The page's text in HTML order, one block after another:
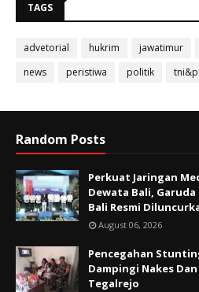
TAGS
advetorial hukrim jawatimur
news
peristiwa politik
Random Posts
Perkuat Jaringan
Dewata Bali, Garuda
Bali Resmi
August 06, 2026
Pencegahan
Dampingi Nakes
Tegalrejo